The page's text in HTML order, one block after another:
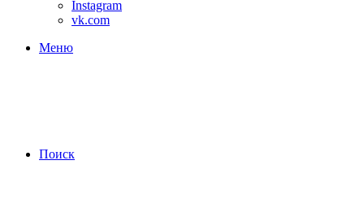
Instagram
vk.com
Меню
Поиск